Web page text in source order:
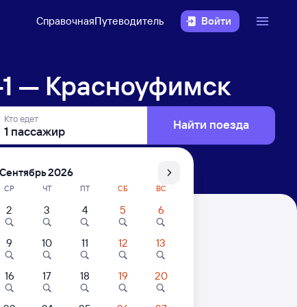
СправочнаяПутеводитель Войти
— Красноуфимск
Кто едет Найти поезда
за 1 пассажира
Сентябрь 2026
СР ЧТ ПТ СБ ВС
2 3 4 5 6
9 10 11 12 13
16 17 18 19 20